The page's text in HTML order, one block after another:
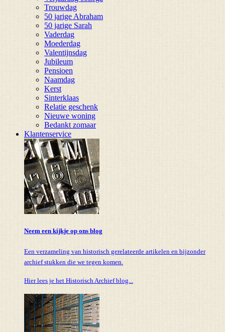
Trouwdag
50 jarige Abraham
50 jarige Sarah
Vaderdag
Moederdag
Valentijnsdag
Jubileum
Pensioen
Naamdag
Kerst
Sinterklaas
Relatie geschenk
Nieuwe woning
Bedankt zomaar
Klantenservice
Neem een kijkje op ons blog
Een verzameling van historisch gerelateerde artikelen en bijzonder
archief stukken die we tegen komen.
Hier lees je het Historisch Archief blog...